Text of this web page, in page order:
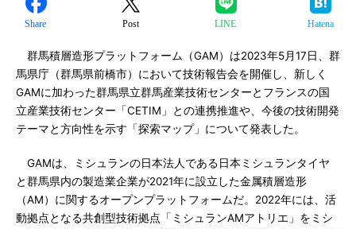
Share Post LINE Hatena
群馬積層造形プラットフォーム（GAM）は2023年5月17日、群
馬県庁（群馬県前橋市）において技術報告会を開催し、新しく
GAMに加わった群馬県立群馬産業技術センターとフランスの国
立産業技術センター「CETIM」との連携推進や、今後の技術開発
テーマと方向性を示す「探索マップ」について発表した。
GAMは、ミシュランの日本法人である日本ミシュランタイヤ
と群馬県内の製造業企業が2021年に設立した金属積層造形
（AM）に関するオープンプラットフォームだ。2022年には、活
動拠点となる共創型技術拠点「ミシュランAMアトリエ」をミシ